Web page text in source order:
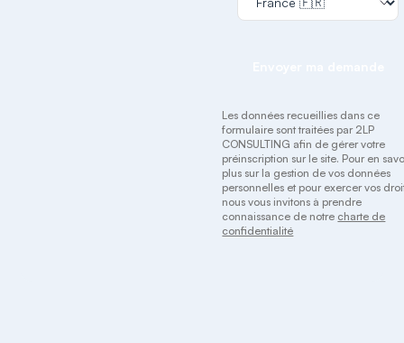
Les données recueillies dans ce
formulaire sont traitées par 2LP
CONSULTING afin de gérer votre
préinscription sur le site. Pour en
plus sur la gestion de vos données
personnelles et pour exercer vos
nous vous invitons à prendre
connaissance de notre charte de
confidentialité